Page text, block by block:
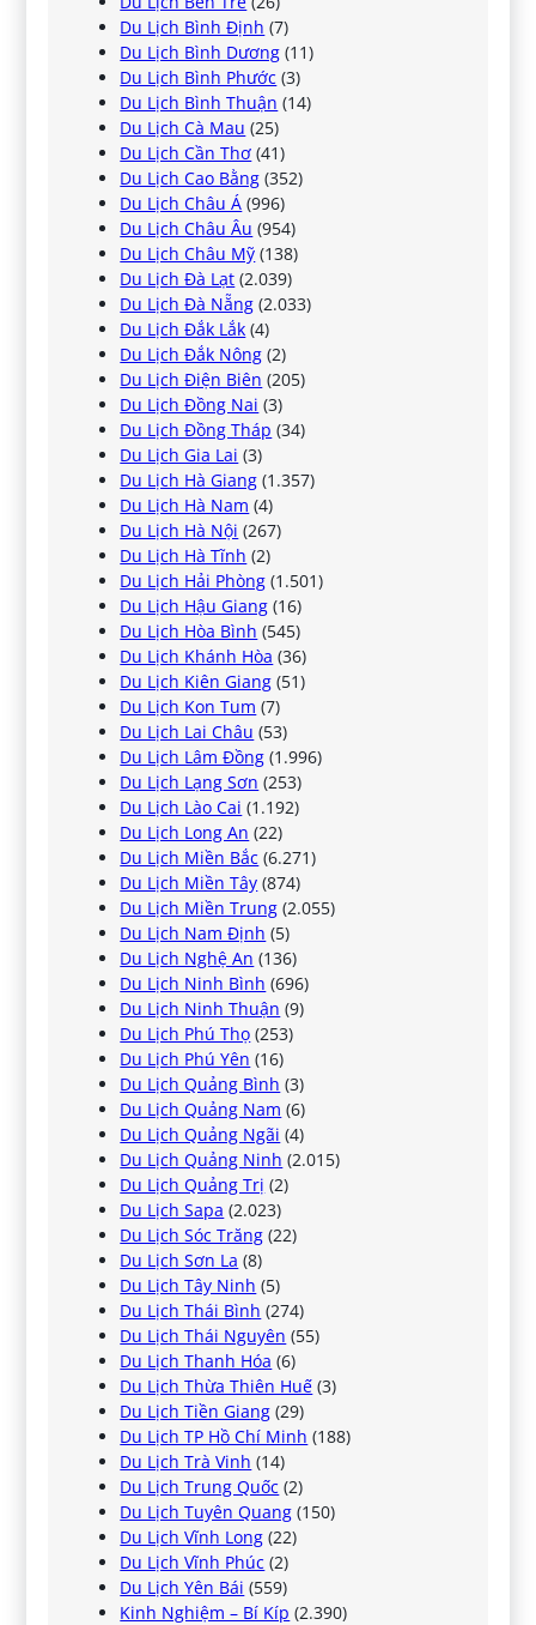
Du Lịch Bình Định (7)
Du Lịch Bình Dương (11)
Du Lịch Bình Phước (3)
Du Lịch Bình Thuận (14)
Du Lịch Cà Mau (25)
Du Lịch Cần Thơ (41)
Du Lịch Cao Bằng (352)
Du Lịch Châu Á (996)
Du Lịch Châu Âu (954)
Du Lịch Châu Mỹ (138)
Du Lịch Đà Lạt (2.039)
Du Lịch Đà Nẵng (2.033)
Du Lịch Đắk Lắk (4)
Du Lịch Đắk Nông (2)
Du Lịch Điện Biên (205)
Du Lịch Đồng Nai (3)
Du Lịch Đồng Tháp (34)
Du Lịch Gia Lai (3)
Du Lịch Hà Giang (1.357)
Du Lịch Hà Nam (4)
Du Lịch Hà Nội (267)
Du Lịch Hà Tĩnh (2)
Du Lịch Hải Phòng (1.501)
Du Lịch Hậu Giang (16)
Du Lịch Hòa Bình (545)
Du Lịch Khánh Hòa (36)
Du Lịch Kiên Giang (51)
Du Lịch Kon Tum (7)
Du Lịch Lai Châu (53)
Du Lịch Lâm Đồng (1.996)
Du Lịch Lạng Sơn (253)
Du Lịch Lào Cai (1.192)
Du Lịch Long An (22)
Du Lịch Miền Bắc (6.271)
Du Lịch Miền Tây (874)
Du Lịch Miền Trung (2.055)
Du Lịch Nam Định (5)
Du Lịch Nghệ An (136)
Du Lịch Ninh Bình (696)
Du Lịch Ninh Thuận (9)
Du Lịch Phú Thọ (253)
Du Lịch Phú Yên (16)
Du Lịch Quảng Bình (3)
Du Lịch Quảng Nam (6)
Du Lịch Quảng Ngãi (4)
Du Lịch Quảng Ninh (2.015)
Du Lịch Quảng Trị (2)
Du Lịch Sapa (2.023)
Du Lịch Sóc Trăng (22)
Du Lịch Sơn La (8)
Du Lịch Tây Ninh (5)
Du Lịch Thái Bình (274)
Du Lịch Thái Nguyên (55)
Du Lịch Thanh Hóa (6)
Du Lịch Thừa Thiên Huế (3)
Du Lịch Tiền Giang (29)
Du Lịch TP Hồ Chí Minh (188)
Du Lịch Trà Vinh (14)
Du Lịch Trung Quốc (2)
Du Lịch Tuyên Quang (150)
Du Lịch Vĩnh Long (22)
Du Lịch Vĩnh Phúc (2)
Du Lịch Yên Bái (559)
Kinh Nghiệm – Bí Kíp (2.390)